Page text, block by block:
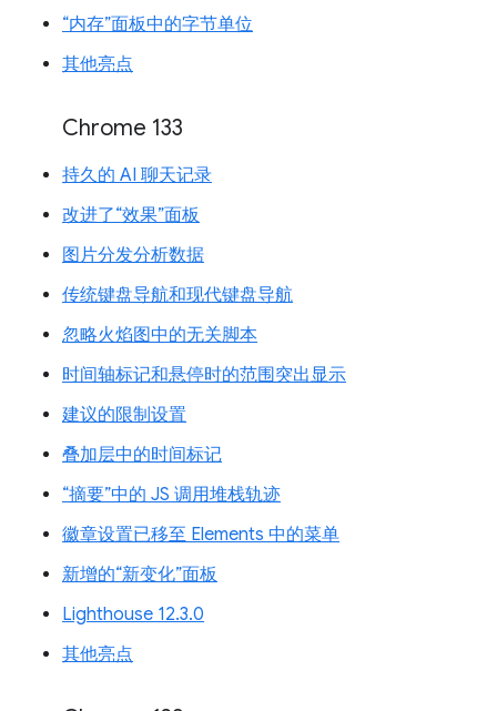
“内存”面板中的字节单位
其他亮点
Chrome 133
持久的 AI 聊天记录
改进了“效果”面板
图片分发分析数据
传统键盘导航和现代键盘导航
忽略火焰图中的无关脚本
时间轴标记和悬停时的范围突出显示
建议的限制设置
叠加层中的时间标记
“摘要”中的 JS 调用堆栈轨迹
徽章设置已移至 Elements 中的菜单
新增的“新变化”面板
Lighthouse 12.3.0
其他亮点